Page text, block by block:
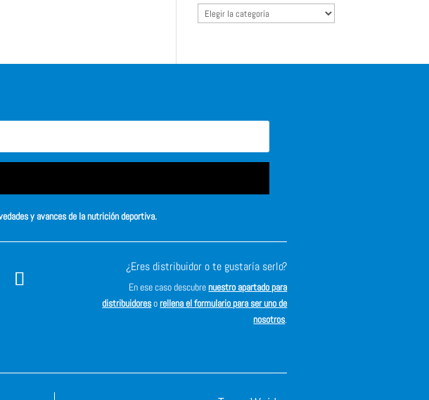
Categorias
y avances de la nutrición deportiva.
¿Eres distribuidor o te gustaría serlo?
En ese caso descubrenuestro apartado para
distribuidoresorellena el formulario para ser uno de
nosotros.